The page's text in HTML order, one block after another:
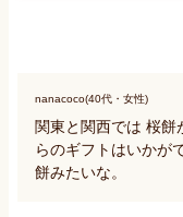
nanacoco(40代・女性)
関東と関西では 桜餅
らのギフトはいかが
餅みたいな。